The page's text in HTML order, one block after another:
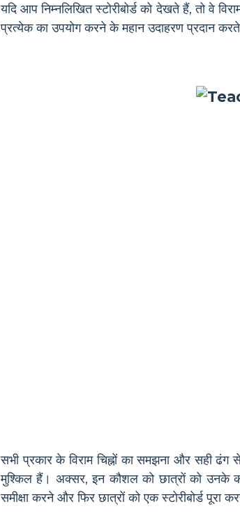
यदि आप निम्नलिखित स्टोरीबोर्ड को देखते हैं, तो वे
प्रत्येक का उपयोग करने के महान उदाहरण प्रदान
सभी प्रकार के विराम चिह्नों का समझना और सही
मुश्किल हैं। अक्सर, इन कौशल को छात्रों को उनके
समीक्षा करने और फिर छात्रों को एक स्टोरीबोर्ड